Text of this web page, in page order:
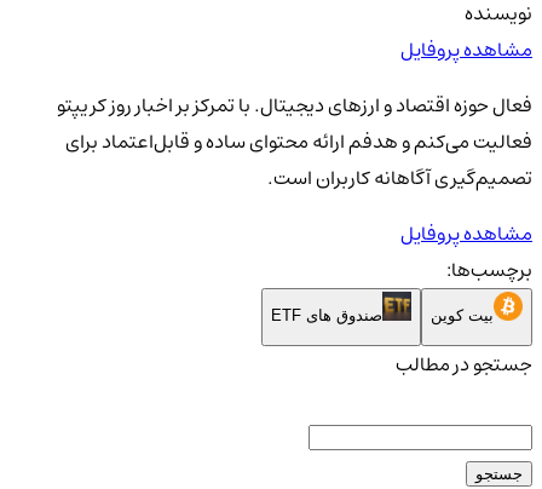
نویسنده
مشاهده پروفایل
فعال حوزه اقتصاد و ارزهای دیجیتال. با تمرکز بر اخبار روز کریپتو
فعالیت می‌کنم و هدفم ارائه محتوای ساده و قابل‌اعتماد برای
تصمیم‌گیری آگاهانه کاربران است.
مشاهده پروفایل
برچسب‌ها:
بیت کوین صندوق های ETF
جستجو در مطالب
جستجو